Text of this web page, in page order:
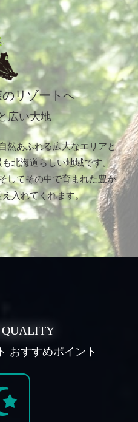
リゾートへ
広い大地
然あふれる広大なエリアと
北海道らしい地域です。
してその中で育まれた豊か
入れてくれます。
QUALITY
おすすめポイント